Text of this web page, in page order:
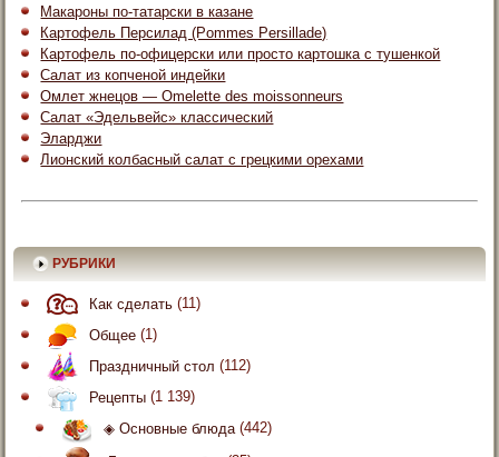
Макароны по-татарски в казане
Картофель Персилад (Pommes Persillade)
Картофель по-офицерски или просто картошка с тушенкой
Салат из копченой индейки
Омлет жнецов — Omelette des moissonneurs
Салат «Эдельвейс» классический
Эларджи
Лионский колбасный салат с грецкими орехами
РУБРИКИ
Как сделать (11)
Общее (1)
Праздничный стол (112)
Рецепты (1 139)
◈ Основные блюда (442)